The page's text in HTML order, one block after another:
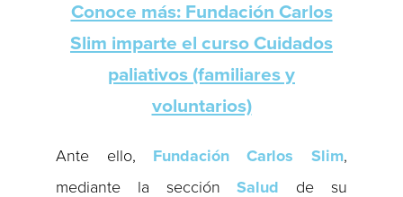
Conoce más: Fundación Carlos
Slim imparte el curso Cuidados
paliativos (familiares y
voluntarios)
Ante ello, Fundación Carlos Slim,
mediante la secciónSalud de su